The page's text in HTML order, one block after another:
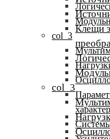
col_3
Клещи
col_3